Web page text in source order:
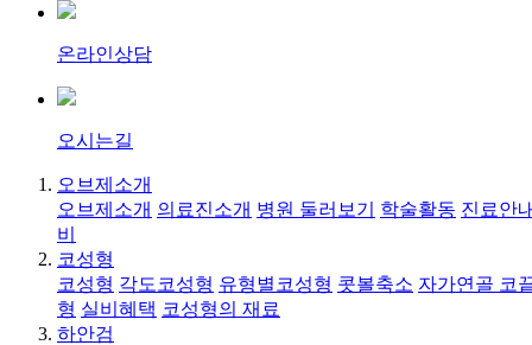
온라인상담
오시는길
오브제소개
오브제소개 의료진소개 병원 둘러보기 학술활동 진료안
비
코성형
코성형 각도코성형 유형별코성형 콧볼축소 자가연골 코
형 실비혜택 코성형의 재료
하안검